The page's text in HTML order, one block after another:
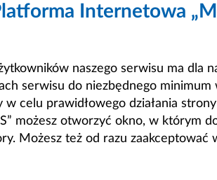
Internetowa
naszego serwisu ma dla
serwisu do niezbędnego minimum
celu prawidłowego działania
możesz otworzyć okno, w którym
Możesz też od razu zaakceptować